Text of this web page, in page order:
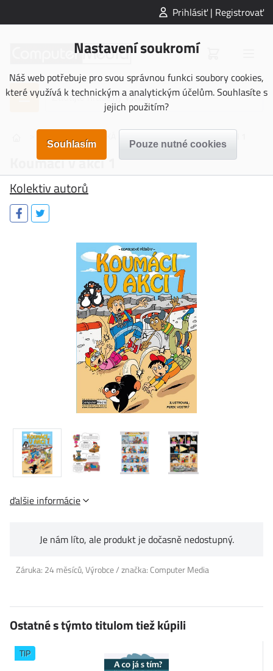
Prihlásiť | Registrovať
Nastavení soukromí
Náš web potřebuje pro svou správnou funkci soubory cookies,
které využívá k technickým a analytickým účelům. Souhlasíte s
jejich použitím?
> DĚTSKÁ
Koumáci v akci 1
Kolektiv autorů
ďalšie informácie
Je nám líto, ale produkt je dočasně nedostupný.
Záruka: 24 měsíců, Výrobce / značka: Computer Media
Ostatné s týmto titulom tiež kúpili
TIP